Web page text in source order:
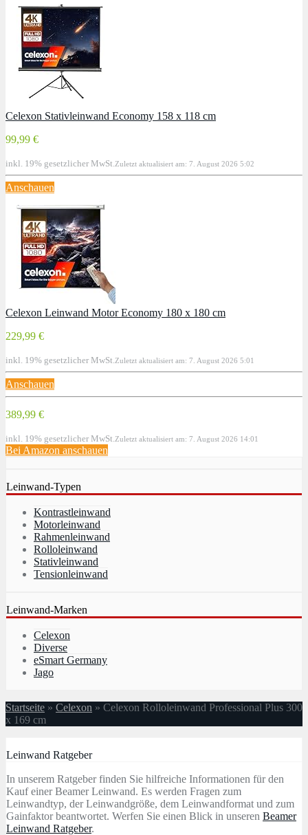
Celexon Stativleinwand Economy 158 x 118 cm
99,99 €
inkl. 19% gesetzlicher MwSt. Zuletzt aktualisiert am: 7. August 2026 5:02
Anschauen
Celexon Leinwand Motor Economy 180 x 180 cm
229,99 €
inkl. 19% gesetzlicher MwSt. Zuletzt aktualisiert am: 7. August 2026 5:01
Anschauen
389,99 €
inkl. 19% gesetzlicher MwSt. Zuletzt aktualisiert am: 7. August 2026 14:01
Bei Amazon anschauen
Leinwand-Typen
Kontrastleinwand
Motorleinwand
Rahmenleinwand
Rolloleinwand
Stativleinwand
Tensionleinwand
Leinwand-Marken
Celexon
Diverse
eSmart Germany
Jago
Startseite » Celexon » Celexon Rolloleinwand Professional Plus 300
x 169 cm
Leinwand Ratgeber
In unserem Ratgeber finden Sie hilfreiche Informationen für den
Kauf einer Beamer Leinwand. Es werden Fragen zum
Leinwandtyp, der Leinwandgröße, dem Leinwandformat und zum
Gainfaktor beantwortet. Werfen Sie einen Blick in unseren Beamer
Leinwand Ratgeber.